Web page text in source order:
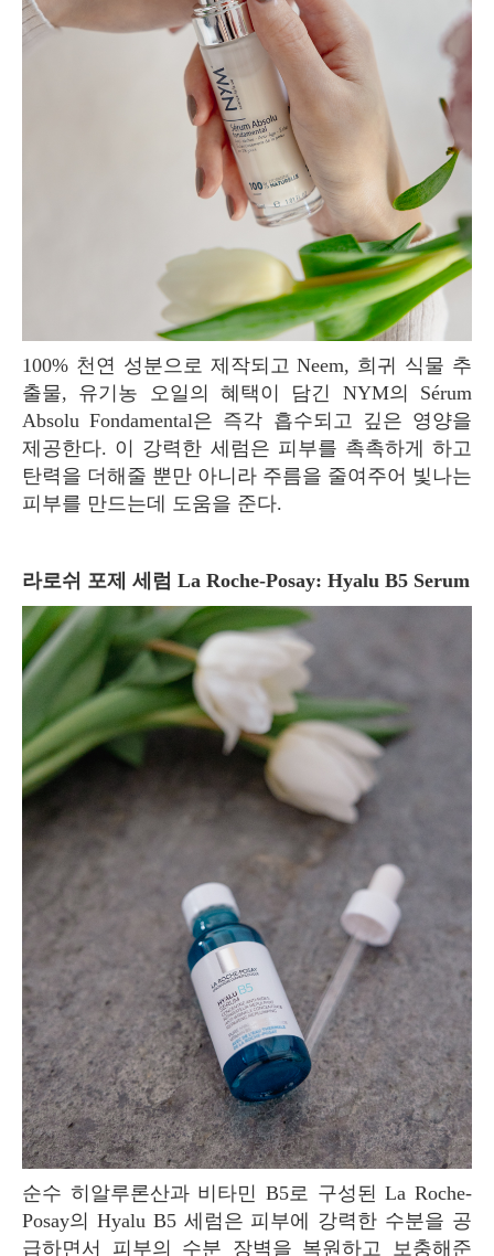
100% 천연 성분으로 제작되고 Neem, 희귀 식물 추
출물, 유기농 오일의 혜택이 담긴 NYM의 Sérum
Absolu Fondamental은 즉각 흡수되고 깊은 영양을
제공한다. 이 강력한 세럼은 피부를 촉촉하게 하고
탄력을 더해줄 뿐만 아니라 주름을 줄여주어 빛나는
피부를 만드는데 도움을 준다.
라로쉬 포제 세럼 La Roche-Posay: Hyalu B5 Serum
순수 히알루론산과 비타민 B5로 구성된 La Roche-
Posay의 Hyalu B5 세럼은 피부에 강력한 수분을 공
급하면서 피부의 수분 장벽을 복원하고 보충해준